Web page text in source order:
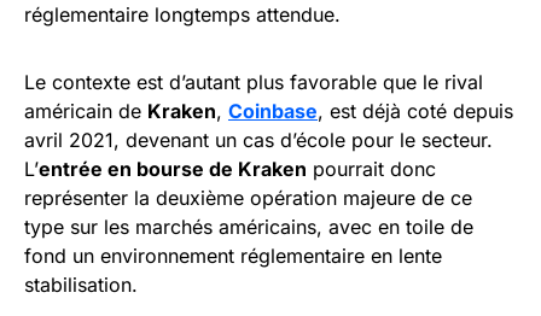
réglementaire longtemps attendue.
Le contexte est d’autant plus favorable que le rival
américain de Kraken, Coinbase, est déjà coté depuis
avril 2021, devenant un cas d’école pour le secteur.
L’entrée en bourse de Kraken pourrait donc
représenter la deuxième opération majeure de ce
type sur les marchés américains, avec en toile de
fond un environnement réglementaire en lente
stabilisation.